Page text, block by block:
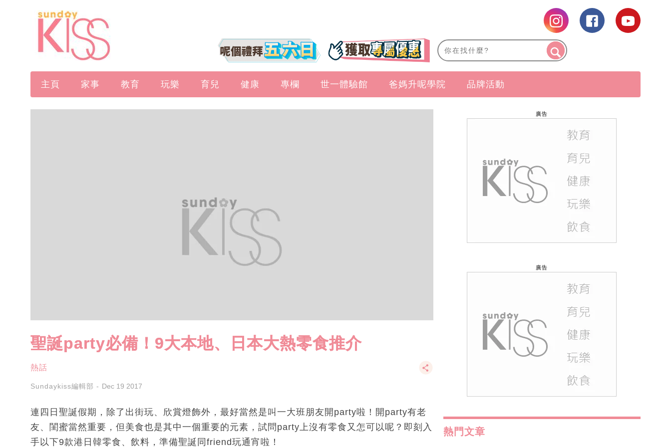
主頁 家事 教育 玩樂 育兒 健康 專欄 世一體驗館 爸媽升呢學院 品牌活動
聖誕party必備！9大本地、日本大熱零食推介
熱話
Sundaykiss編輯部 Dec 19 2017
連四日聖誕假期，除了出街玩、欣賞燈飾外，最好當然是叫一大班朋友開party啦！開party有老
友、閨蜜當然重要，但美食也是其中一個重要的元素，試問party上沒有零食又怎可以呢？即刻入
手以下9款港日韓零食、飲料，準備聖誕同friend玩通宵啦！
廣告
廣告
熱門文章